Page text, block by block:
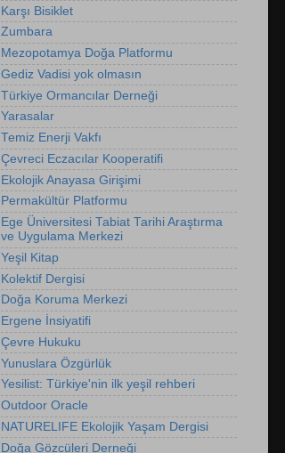
Karşı Bisiklet
Zumbara
Mezopotamya Doğa Platformu
Gediz Vadisi yok olmasın
Türkiye Ormancılar Derneği
Yarasalar
Temiz Enerji Vakfı
Çevreci Eczacılar Kooperatifi
Ekolojik Anayasa Girişimi
Permakültür Platformu
Ege Üniversitesi Tabiat Tarihi Araştırma
ve Uygulama Merkezi
Yeşil Kitap
Kolektif Dergisi
Doğa Koruma Merkezi
Ergene İnsiyatifi
Çevre Hukuku
Yunuslara Özgürlük
Yesilist: Türkiye'nin ilk yeşil rehberi
Outdoor Oracle
NATURELIFE Ekolojik Yaşam Dergisi
Doğa Gözcüleri Derneği